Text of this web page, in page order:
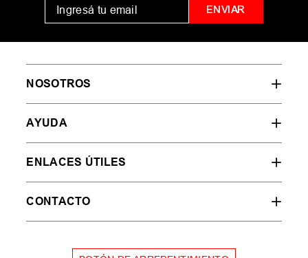
ENVIAR
NOSOTROS
AYUDA
ENLACES ÚTILES
CONTACTO